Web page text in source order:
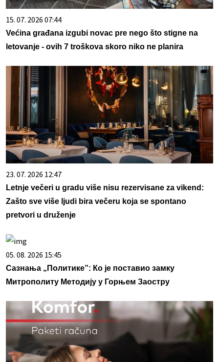
15. 07. 2026 07:44
Većina građana izgubi novac pre nego što stigne na
letovanje - ovih 7 troškova skoro niko ne planira
23. 07. 2026 12:47
Letnje večeri u gradu više nisu rezervisane za vikend:
Zašto sve više ljudi bira večeru koja se spontano
pretvori u druženje
05. 08. 2026 15:45
Сазнања „Политике”: Ко је поставио замку
Митрополиту Методију у Горњем Заостру